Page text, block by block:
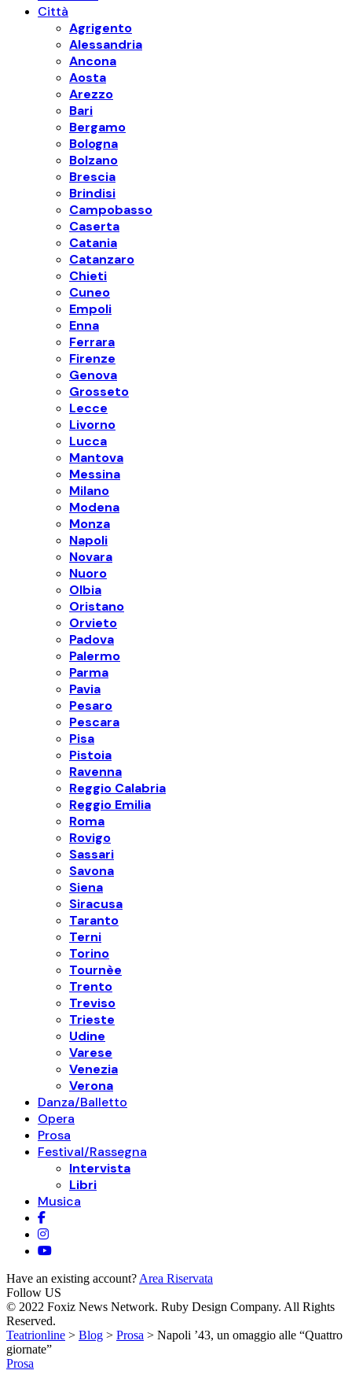
Città
Agrigento
Alessandria
Ancona
Aosta
Arezzo
Bari
Bergamo
Bologna
Bolzano
Brescia
Brindisi
Campobasso
Caserta
Catania
Catanzaro
Chieti
Cuneo
Empoli
Enna
Ferrara
Firenze
Genova
Grosseto
Lecce
Livorno
Lucca
Mantova
Messina
Milano
Modena
Monza
Napoli
Novara
Nuoro
Olbia
Oristano
Orvieto
Padova
Palermo
Parma
Pavia
Pesaro
Pescara
Pisa
Pistoia
Ravenna
Reggio Calabria
Reggio Emilia
Roma
Rovigo
Sassari
Savona
Siena
Siracusa
Taranto
Terni
Torino
Tournèe
Trento
Treviso
Trieste
Udine
Varese
Venezia
Verona
Danza/Balletto
Opera
Prosa
Festival/Rassegna
Intervista
Libri
Musica
Have an existing account? Area Riservata
Follow US
© 2022 Foxiz News Network. Ruby Design Company. All Rights
Reserved.
Teatrionline > Blog > Prosa > Napoli ’43, un omaggio alle “Quattro
giornate”
Prosa